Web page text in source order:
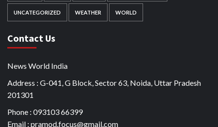
UNCATEGORIZED WEATHER WORLD
Contact Us
News World India
Address : G-041, G Block, Sector 63, Noida, Uttar Pradesh
201301
Phone : 093103 66399
Email : pramod.focus@gmail.com